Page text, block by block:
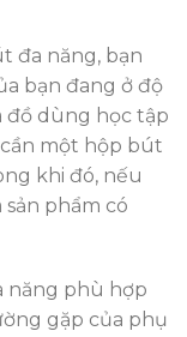
đa năng, bạn
bạn đang ở độ
đồ dùng học tập
một hộp bút
khi đó, nếu
phẩm có